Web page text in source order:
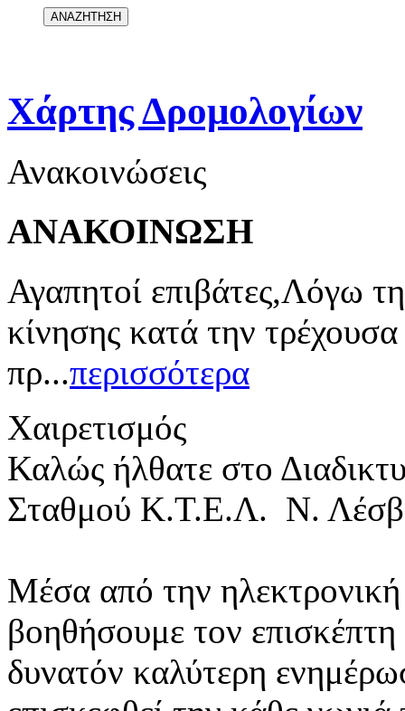
Χάρτης Δρομολογίων
Ανακοινώσεις
ΑΝΑΚΟΙΝΩΣΗ
Αγαπητοί επιβάτες,Λόγω
κίνησης κατά την
πρ...περισσότερα
Χαιρετισμός
Καλώς ήλθατε στο
Σταθμού Κ.Τ.Ε.Λ. Ν.
Μέσα από την ηλεκτρονική
βοηθήσουμε τον
δυνατόν καλύτερη